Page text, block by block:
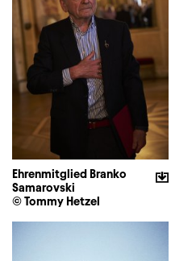
Ehrenmitglied Branko
Samarovski
© Tommy Hetzel